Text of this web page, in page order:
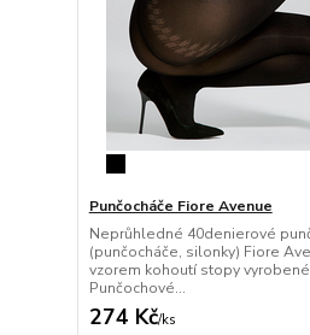
Punčocháče Fiore Avenue
Neprůhledné 40denierové
(punčocháče, silonky) Fiore
vzorem kohoutí stopy
Punčochové...
274 Kč/ks